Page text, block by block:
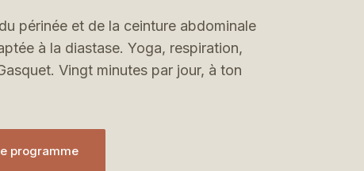
périnée et de la ceinture abdominale
à la diastase. Yoga, respiration,
Vingt minutes par jour, à ton
programme